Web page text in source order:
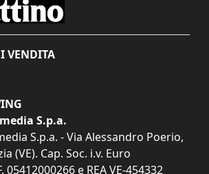
VENDITA
S.p.a.
S.p.a. - Via Alessandro Poerio,
(VE). Cap. Soc. i.v. Euro
05412000266 e REA VE-454332